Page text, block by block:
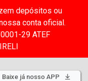
depósitos ou
conta oficial.
29 ATEF
Baixe já nosso APP